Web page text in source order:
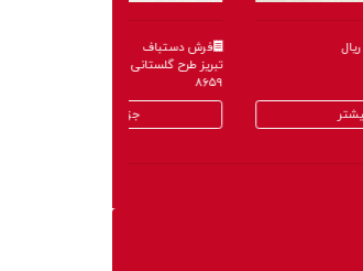
فرش دستباف
تبریز طرح هریس
۸۶۸۴
جزئیات بیشتر